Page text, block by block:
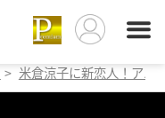
> 米倉涼子に新恋人！アル